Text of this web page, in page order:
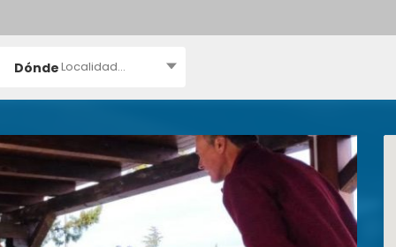
DóndeLocalidad...